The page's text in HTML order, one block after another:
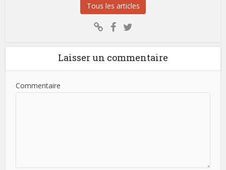
Tous les articles
Laisser un commentaire
Commentaire